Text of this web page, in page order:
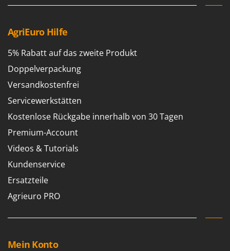
AgriEuro Hilfe
5% Rabatt auf das zweite Produkt
Doppelverpackung
Versandkostenfrei
Servicewerkstätten
Kostenlose Rückgabe innerhalb von 30 Tagen
Premium-Account
Videos & Tutorials
Kundenservice
Ersatzteile
Agrieuro PRO
Mein Konto